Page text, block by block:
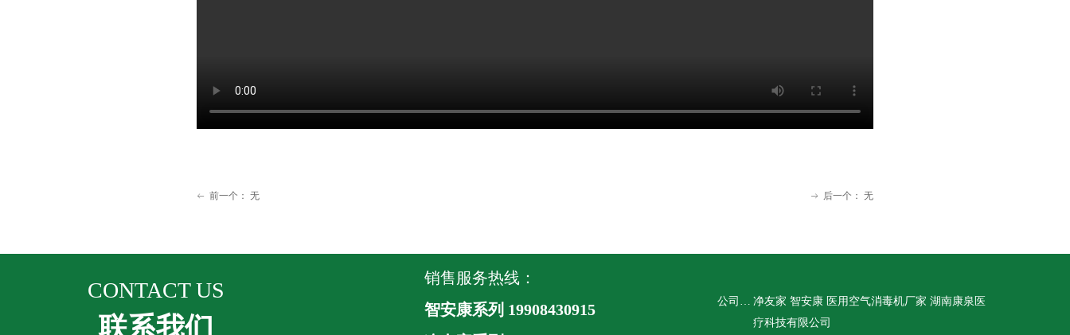
ꂃ 前一个： 无 ꁹ 后一个： 无
销售服务热线：
智安康系列 19908430915
CONTACT US
联系我们
公司名称： 净友家 智安康 医用空气消毒机厂家 湖南康泉医
疗科技有限公司